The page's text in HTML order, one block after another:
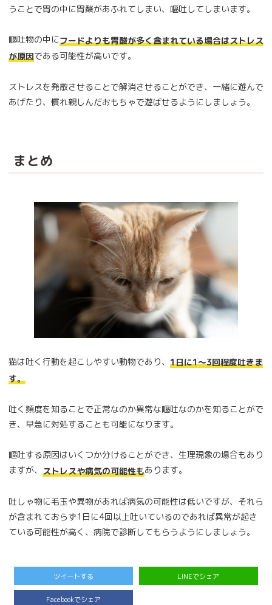
うことで胃の中に胃酸があふれてしまい、嘔吐してしまいます。
嘔吐物の中にフードよりも胃酸が多く含まれている場合はストレス
が原因である可能性が高いです。
ストレスを発散させることで解消させることができ、一緒に遊んで
あげたり、慣れ親しんだおもちゃで遊ばせるようにしましょう。
まとめ
猫は吐く行動を起こしやすい動物であり、 1日に1～3回程度吐きま
す。
吐く頻度を知ることで正常なのか異常な嘔吐なのかを知ることがで
き、早急に対処することも可能になります。
嘔吐する原因はいくつか分けることができ、生理現象の場合もあり
ますが、 ストレスや病気の可能性もあります。
吐しゃ物に毛玉や異物があれば病気の可能性は低いですが、それら
が含まれておらず1日に4回以上吐いているのであれば異常が起き
ている可能性が高く、病院で診断してもらうようにしましょう。
ツイートする LINEでシェア
Facebookでシェア